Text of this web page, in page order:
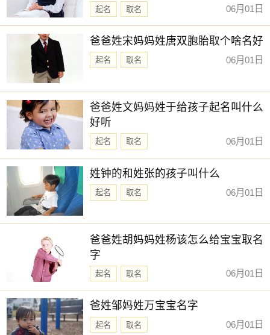
起名 取名 06月01日
爸爸姓宋妈妈姓唐双胞胎取个啥名好
起名 取名 06月01日
爸爸姓文妈妈姓于给孩子起名叫什么
好听
起名 取名 06月01日
姓钟的和姓张的孩子叫什么
起名 取名 06月01日
爸爸姓胡妈妈姓杨该怎么给宝宝取名
字
起名 取名 06月01日
爸姓邹妈姓万宝宝名字
起名 取名 06月01日